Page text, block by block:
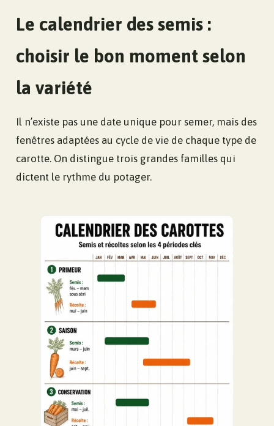
Le calendrier des semis :
choisir le bon moment selon
la variété
Il n’existe pas une date unique pour semer, mais des
fenêtres adaptées au cycle de vie de chaque type de
carotte. On distingue trois grandes familles qui
dictent le rythme du potager.